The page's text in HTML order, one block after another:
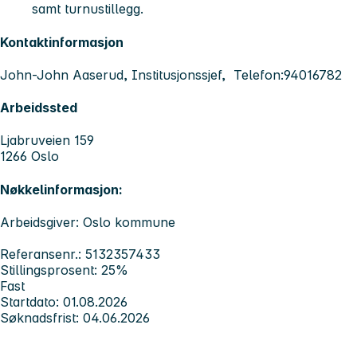
samt turnustillegg.
Kontaktinformasjon
John-John Aaserud, Institusjonssjef, Telefon:94016782
Arbeidssted
Ljabruveien 159
1266 Oslo
Nøkkelinformasjon:
Arbeidsgiver: Oslo kommune
Referansenr.: 5132357433
Stillingsprosent: 25%
Fast
Startdato: 01.08.2026
Søknadsfrist: 04.06.2026